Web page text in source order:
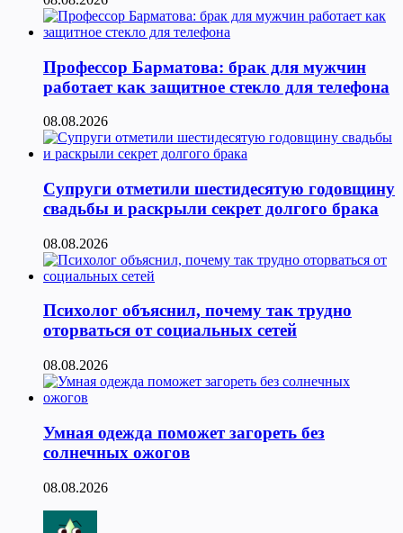
Профессор Барматова: брак для мужчин
работает как защитное стекло для телефона
08.08.2026
Супруги отметили шестидесятую годовщину
свадьбы и раскрыли секрет долгого брака
08.08.2026
Психолог объяснил, почему так трудно
оторваться от социальных сетей
08.08.2026
Умная одежда поможет загореть без
солнечных ожогов
08.08.2026